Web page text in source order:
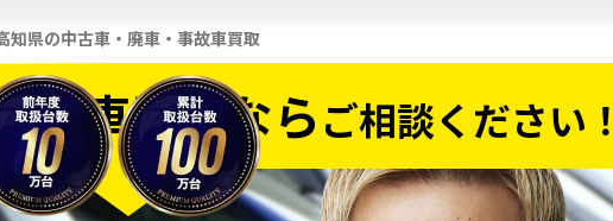
知県の中古車・廃車・事故車買取
の車買取ならご相談ください！